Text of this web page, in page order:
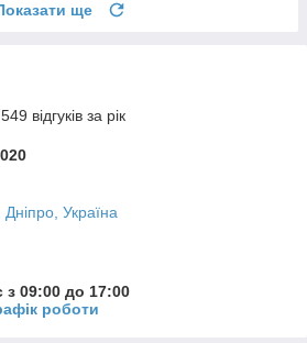
ще
відгуків за рік
Україна
з 09:00 до 17:00
роботи